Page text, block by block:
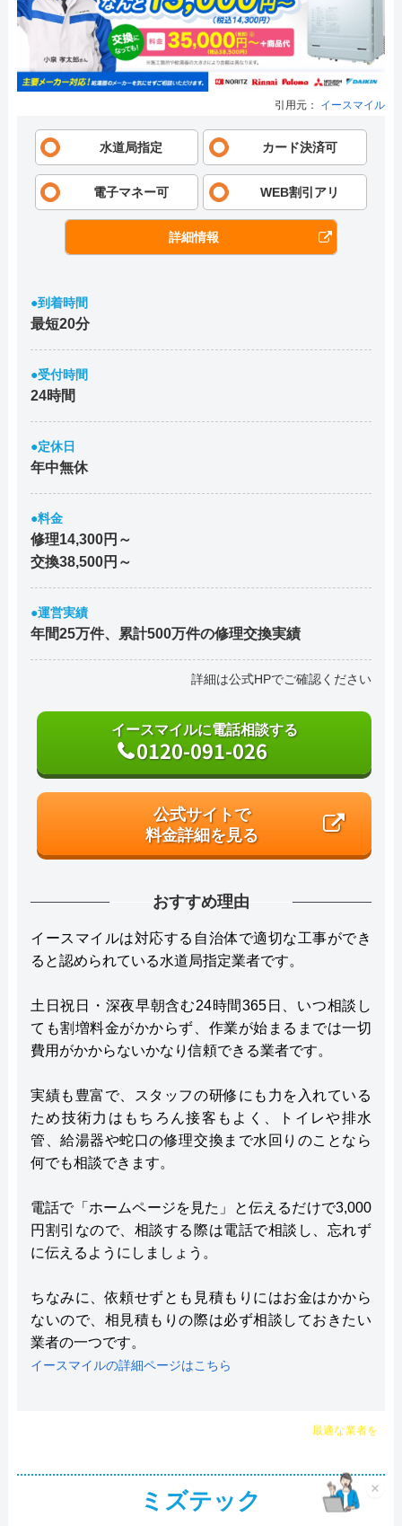
引用元： イースマイル
水道局指定 カード決済可
電子マネー可 WEB割引アリ
詳細情報
●到着時間
最短20分
●受付時間
24時間
●定休日
年中無休
●料金
修理14,300円～
交換38,500円～
●運営実績
年間25万件、累計500万件の修理交換実績
詳細は公式HPでご確認ください
イースマイルに電話相談する
0120-091-026
公式サイトで
料金詳細を見る
おすすめ理由
イースマイルは対応する自治体で適切な工事ができ
ると認められている水道局指定業者です。
土日祝日・深夜早朝含む24時間365日、いつ相談し
ても割増料金がかからず、作業が始まるまでは一切
費用がかからないかなり信頼できる業者です。
実績も豊富で、スタッフの研修にも力を入れている
ため技術力はもちろん接客もよく、トイレや排水
管、給湯器や蛇口の修理交換まで水回りのことなら
何でも相談できます。
電話で「ホームページを見た」と伝えるだけで3,000
円割引なので、相談する際は電話で相談し、忘れず
に伝えるようにしましょう。
ちなみに、依頼せずとも見積もりにはお金はかから
ないので、相見積もりの際は必ず相談しておきたい
業者の一つです。
イースマイルの詳細ページはこちら
ミズテック ×
チャット診断で
最適な業者を